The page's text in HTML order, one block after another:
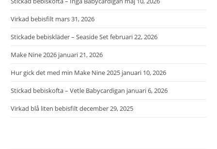
Virkad bebisfilt mars 31, 2026
Stickade bebiskläder – Seaside Setfebruari 22, 2026
Make Nine 2026 januari 21, 2026
Hur gick det med min Make Nine 2025 januari 10, 2026
Stickad bebiskofta – Vetle Babycardigan januari 6, 2026
Virkad blå liten bebisfiltdecember 29, 2025